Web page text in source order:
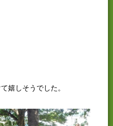
嬉しそうでした。